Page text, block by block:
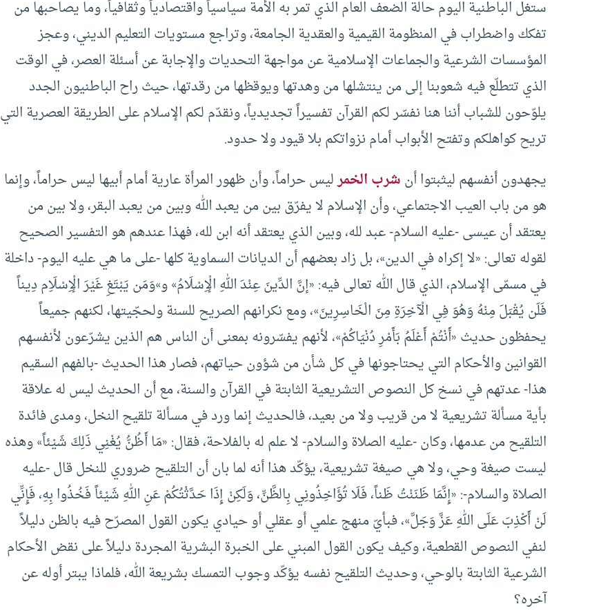
ستغل الباطنية اليوم حالة الضعف العام الذي تمر به الأمة سياسياً واقتصادياً وثقافياً، وما يصاحبها من
تفكك واضطراب في المنظومة القيمية والعقدية الجامعة، وتراجع مستويات التعليم الديني، وعجز
المؤسسات الشرعية والجماعات الإسلامية عن مواجهة التحديات والإجابة عن أسئلة العصر، في الوقت
الذي تتطلّع فيه شعوبنا إلى من ينتشلها من وهدتها ويوقظها من رقدتها، حيث راح الباطنيون الجدد
يلوّحون للشباب أننا هنا نفسّر لكم القرآن تفسيراً تجديدياً، ونقدّم لكم الإسلام على الطريقة العصرية التي
تريح كواهلكم وتفتح الأبواب أمام نزواتكم بلا قيود ولا حدود.
يجهدون أنفسهم ليثبتوا أنشرب الخمرليس حراماً، وأن ظهور المرأة عارية أمام أبيها ليس حراماً، وإنما
هو من باب العيب الاجتماعي، وأن الإسلام لا يفرّق بين من يعبد الله وبين من يعبد البقر، ولا بين من
يعتقد أن عيسى -عليه السلام- عبد لله، وبين الذي يعتقد أنه ابن لله، فهذا عندهم هو التفسير الصحيح
لقوله تعالى: «لا إكراه في الدين»، بل زاد بعضهم أن الديانات السماوية كلها -على ما هي عليه اليوم- داخلة
في مسمّى الإسلام، الذي قال الله تعالى فيه: «إنَّ الدِّينَ عِنْدَ اللهِ الْإِسْلَامُ» و»وَمَن يَبْتَغِ غَيْرَ الْإِسْلَاِم دِيناً
فَلَن يُقْبَلَ مِنْهُ وَهُوَ فِي الْآخِرَةِ مِنَ الْخَاسِرِينَ»، ومع نكرانهم الصريح للسنة ولحجّيتها، لكنهم جميعاً
يحفظون حديث «أَنْتُمْ أَعْلَمُ بَأَمْرِ دُنْيَاكُمْ»، لأنهم يفسّرونه بمعنى أن الناس هم الذين يشرّعون لأنفسهم
القوانين والأحكام التي يحتاجونها في كل شأن من شؤون حياتهم، فصار هذا الحديث -بالفهم السقيم
هذا- عدتهم في نسخ كل النصوص التشريعية الثابتة في القرآن والسنة، مع أن الحديث ليس له علاقة
بأية مسألة تشريعية لا من قريب ولا من بعيد، فالحديث إنما ورد في مسألة تلقيح النخل، ومدى فائدة
التلقيح من عدمها، وكان -عليه الصلاة والسلام- لا علم له بالفلاحة، فقال: «مَا أَظُنُّ يُغْنِي ذَلِكَ شَيْئاً» وهذه
ليست صيغة وحي، ولا هي صيغة تشريعية، يؤكّد هذا أنه لما بان أن التلقيح ضروري للنخل قال -عليه
الصلاة والسلام-: «إِنَّمَا ظَنَنْتُ ظَناً، فَلَا تُؤَاخِذُونِي بِالظَّنِّ، وَلَكِنْ إِذَا حَدَّثْتُكُمْ عَنِ اللهِ شَيْئاً فَخُذُوا بِهِ، فَإِنِّي
لَنْ أَكْذِبَ عَلَى اللهِ عَزَّ وَجَلَّ»، فبأيّ منهج علمي أو عقلي أو حيادي يكون القول المصرّح فيه بالظن دليلاً
لنفي النصوص القطعية، وكيف يكون القول المبني على الخبرة البشرية المجردة دليلاً على نقض الأحكام
الشرعية الثابتة بالوحي، وحديث التلقيح نفسه يؤكّد وجوب التمسك بشريعة الله، فلماذا يبتر أوله عن
آخره؟